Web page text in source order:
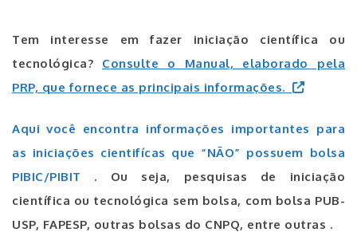
Tem interesse em fazer iniciação científica ou
tecnológica? Consulte o Manual, elaborado pela
PRP, que fornece as principais informações.
Aqui você encontra informações importantes para
as iniciações cientifícas que “NÃO” possuem bolsa
PIBIC/PIBIT . Ou seja, pesquisas de iniciação
científica ou tecnológica sem bolsa, com bolsa PUB-
USP, FAPESP, outras bolsas do CNPQ, entre outras .